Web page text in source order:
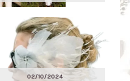
02/10/2024